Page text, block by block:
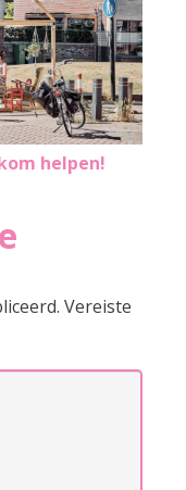
helpen!
Vereiste